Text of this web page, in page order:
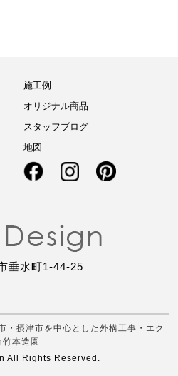
施工例
オリジナル商品
スタッフブログ
地図
垂水町1-44-25
・摂津市を中心とした外構工事・エク
本造園
Rights Reserved.